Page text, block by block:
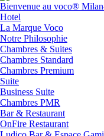
Bienvenue au voco®
Hotel
La Marque Voco
Notre Philosophie
Chambres & Suites
Chambres Standard
Chambres Premium
Suite
Business Suite
Chambres PMR
Bar & Restaurant
OnFire Restaurant